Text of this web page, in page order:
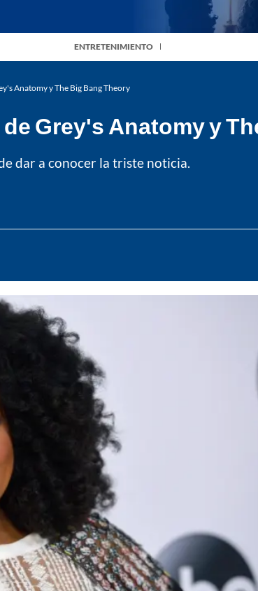
ENTRETENIMIENTO
Anatomy y The Big Bang Theory
Grey's Anatomy y
dar a conocer la triste noticia.